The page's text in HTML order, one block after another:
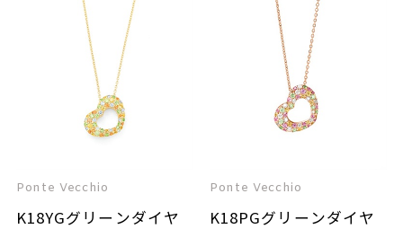
Ponte Vecchio
K18YGグリーンダイヤ
Ponte Vecchio
K18PGグリーンダイヤ